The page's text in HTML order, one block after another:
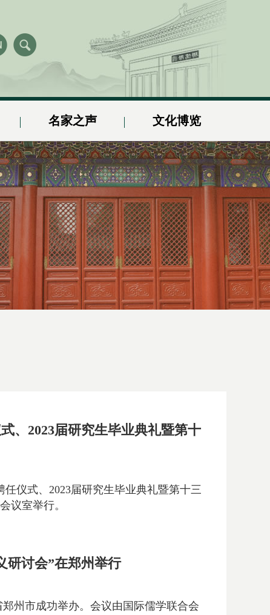
名家之声 文化博览
、2023届研究生毕业典礼暨第十
仪式、2023届研究生毕业典礼暨第十三
议室举行。
研讨会”在郑州举行
州市成功举办。会议由国际儒学联合会